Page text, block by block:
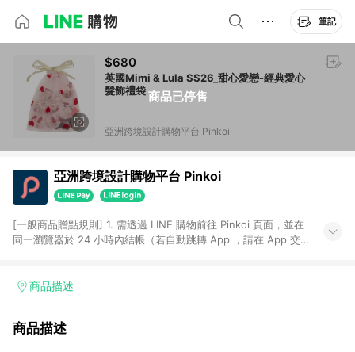
筆記
商品已停售
$680
英國Mimi & Lula SS26_甜心愛戀-經典愛心
髮飾禮袋
亞洲跨境設計購物平台 Pinkoi
亞洲跨境設計購物平台 Pinkoi
[一般商品贈點規則] 1. 需透過 LINE 購物前往 Pinkoi 頁面，並在
同一瀏覽器於 24 小時內結帳（若自動跳轉 App ，請在 App 交
回饋訂單不得享有 Pinkoi 站方優惠，例如首購優惠，P coins，
行為，不具贈點資格，部分退款不在此限。 6. APP 請更新至
商品描述
商品描述